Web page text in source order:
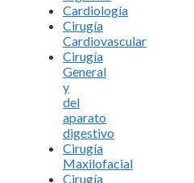
Cardiología
Cirugía
Cardiovascular
Cirugía
General
y
del
aparato
digestivo
Cirugía
Maxilofacial
Cirugía